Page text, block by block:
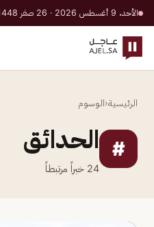
الأحد، 9 أغسطس 2026 · 26 صفر 1448 هـ
الرئيسية‹الوسوم
# الحدائق
24 خبراً مرتبطاً